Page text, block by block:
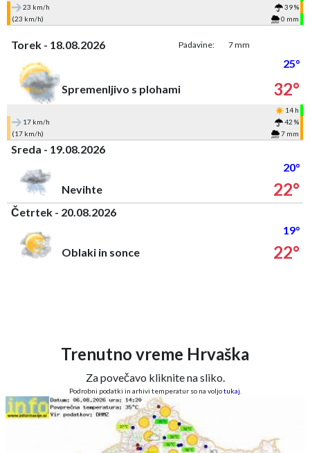
23 km/h
39 %
(23 km/h)
0 mm
Torek - 18.08.2026 Padavine: 7 mm
25°
Spremenljivo s plohami
32°
14 h
17 km/h
42 %
(17 km/h)
7 mm
Sreda - 19.08.2026
20°
Nevihte
22°
Četrtek - 20.08.2026
19°
Oblaki in sonce
22°
Trenutno vreme Hrvaška
Za povečavo kliknite na sliko.
Podrobni podatki in arhivi temperatur so na voljotukaj